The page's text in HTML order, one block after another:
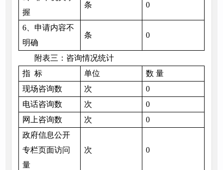
握
条 0
6、申请内容不
明确
条 0
附表三：咨询情况统计
指 标
单位
数 量
现场咨询数
次
0
电话咨询数
次
0
网上咨询数
次
0
政府信息公开
专栏页面访问
量
次 0